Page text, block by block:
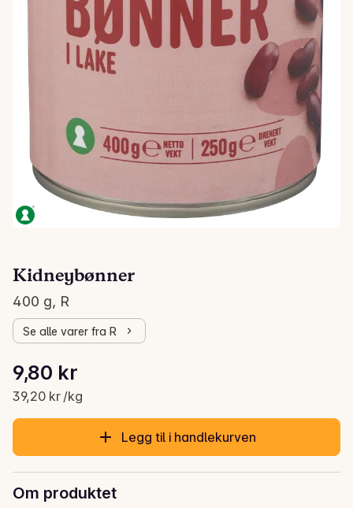
Kidneybønner
400 g, R
Se alle varer fra R
Gjeldende pris er: 9,80 kr
9,80 kr
39,20 kr /kg
Stykkpris: 39,20 kr /kg
Legg til i handlekurven
Om produktet